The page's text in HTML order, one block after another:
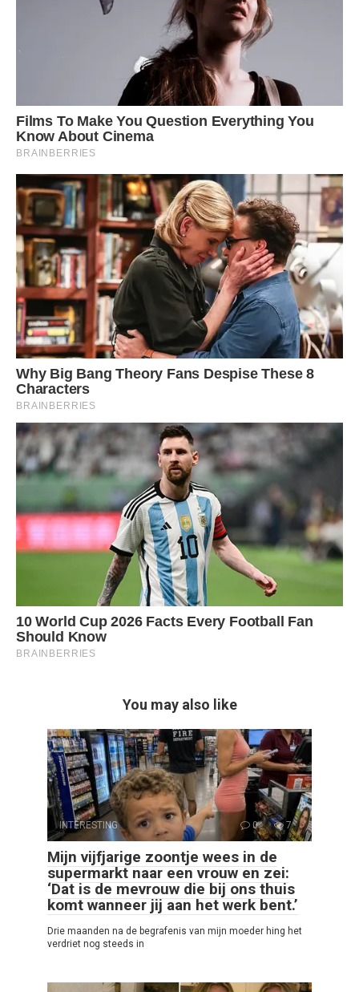
You may also like
INTERESTING 0 7
Mijn vijfjarige zoontje wees in de
supermarkt naar een vrouw en zei:
‘Dat is de mevrouw die bij ons thuis
komt wanneer jij aan het werk bent.’
Drie maanden na de begrafenis van mijn moeder hing het
verdriet nog steeds in